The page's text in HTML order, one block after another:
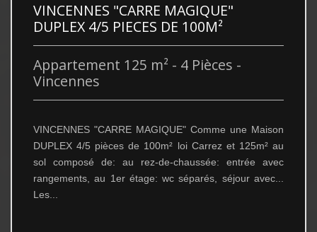
VINCENNES "CARRE MAGIQUE"
DUPLEX 4/5 PIECES DE 100M²
Appartement 125 m² - 4 Pièces -
Vincennes
VINCENNES "CARRE MAGIQUE" Comme une Maison
DUPLEX 4/5 pièces de 100m² loi Carrez et 125m² au
sol composé de: au rez-de-chaussée: entrée avec
rangements, au 1er étage: wc séparés, séjour avec...
Les...